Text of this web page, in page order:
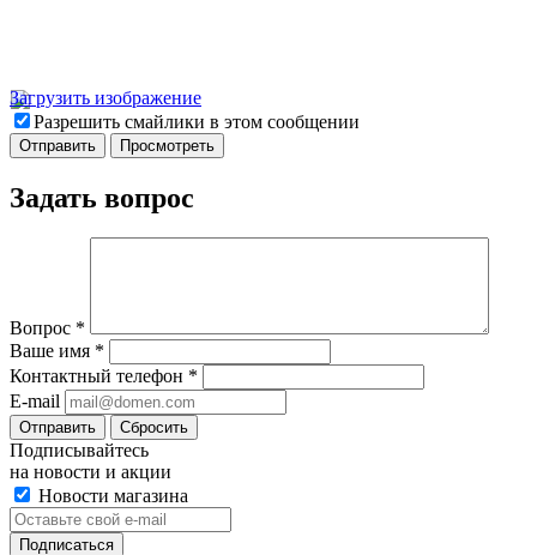
Загрузить изображение
Разрешить смайлики в этом сообщении
Задать вопрос
Вопрос *
Ваше имя *
Контактный телефон *
E-mail
Отправить Сбросить
Подписывайтесь
на новости и акции
Новости магазина